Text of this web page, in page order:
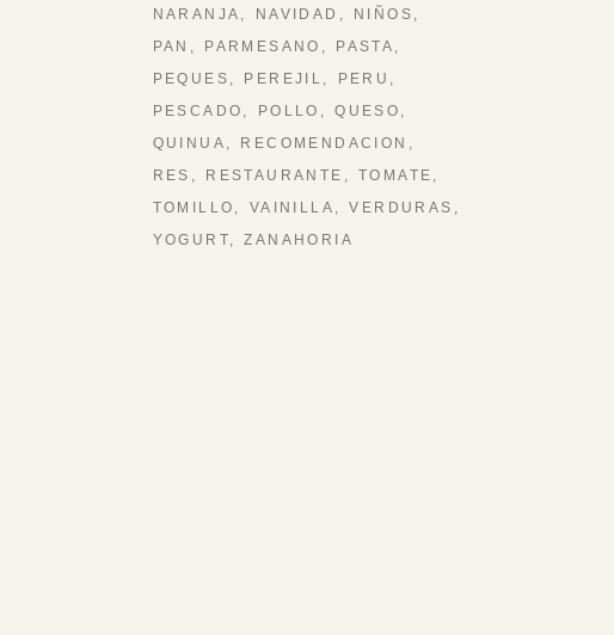
NARANJA
NAVIDAD
NIÑOS
PAN
PARMESANO
PASTA
PEQUES
PEREJIL
PERU
PESCADO
POLLO
QUESO
QUINUA
RECOMENDACION
RES
RESTAURANTE
TOMATE
TOMILLO
VAINILLA
VERDURAS
YOGURT
ZANAHORIA